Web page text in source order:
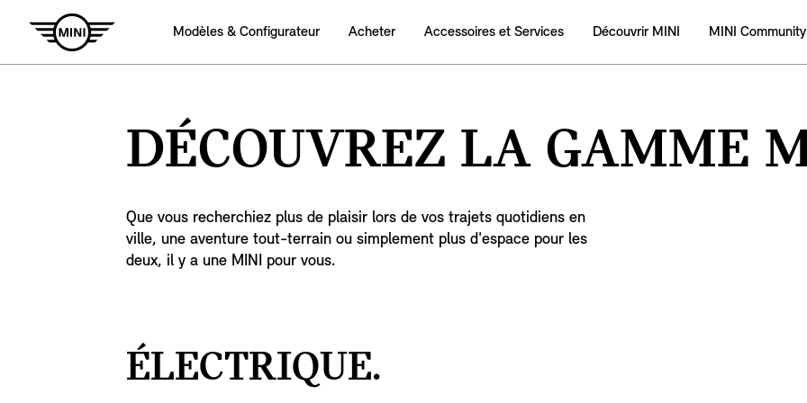
Modèles & Configurateur Acheter Accessoires et Services Découvrir MINI MINI Community
DÉCOUVREZ LA GAMME
Que vous recherchiez plus de plaisir lors de vos trajets quotidiens en
ville, une aventure tout-terrain ou simplement plus d'espace pour les
deux, il y a une MINI pour vous.
ÉLECTRIQUE.